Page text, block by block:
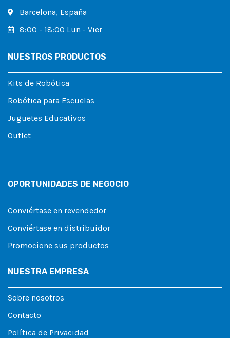
Barcelona, España
8:00 - 18:00 Lun - Vier
NUESTROS PRODUCTOS
Kits de Robótica
Robótica para Escuelas
Juguetes Educativos
Outlet
OPORTUNIDADES DE NEGOCIO
Conviértase en revendedor
Conviértase en distribuidor
Promocione sus productos
NUESTRA EMPRESA
Sobre nosotros
Contacto
Política de Privacidad